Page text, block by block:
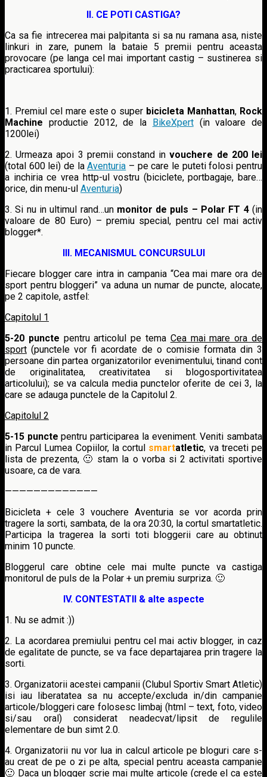
II. CE POTI CASTIGA?
Ca sa fie intrecerea mai palpitanta si sa nu ramana asa, niste
linkuri in zare, punem la bataie 5 premii pentru aceasta
provocare (pe langa cel mai important castig – sustinerea si
practicarea sportului):
1. Premiul cel mare este o super bicicleta Manhattan, Rock
Machine productie 2012, de la BikeXpert(in valoare de
1200lei)
2. Urmeaza apoi 3 premii constand invouchere de 200 lei
(total 600 lei) de laAventuria – pe care le puteti folosi pentru
a inchiria ce vrea http-ul vostru (biciclete, portbagaje, bare…
orice, din menu-ul Aventuria)
3. Si nu in ultimul rand…un monitor de puls – Polar FT 4(in
valoare de 80 Euro) – premiu special, pentru cel mai activ
blogger*.
III. MECANISMUL CONCURSULUI
Fiecare blogger care intra in campania “Cea mai mare ora de
sport pentru bloggeri” va aduna un numar de puncte, alocate,
pe 2 capitole, astfel:
Capitolul 1
5-20 puncte pentru articolul pe tema Cea mai mare ora de
sport (punctele vor fi acordate de o comisie formata din 3
persoane din partea organizatorilor evenimentului, tinand cont
de originalitatea, creativitatea si blogosportivitatea
articolului); se va calcula media punctelor oferite de cei 3, la
care se adauga punctele de la Capitolul 2.
Capitolul 2
5-15 puncte pentru participarea la eveniment. Veniti sambata
in Parcul Lumea Copiilor, la cortul smartatletic, va treceti pe
lista de prezenta, 🙂 stam la o vorba si 2 activitati sportive
usoare, ca de vara.
—————————————
Bicicleta + cele 3 vouchere Aventuria se vor acorda prin
tragere la sorti, sambata, de la ora 20:30, la cortul smartatletic.
Participa la tragerea la sorti toti bloggerii care au obtinut
minim 10 puncte.
Bloggerul care obtine cele mai multe puncte va castiga
monitorul de puls de la Polar + un premiu surpriza. 🙂
IV. CONTESTATII & alte aspecte
1. Nu se admit :))
2. La acordarea premiului pentru cel mai activ blogger, in caz
de egalitate de puncte, se va face departajarea prin tragere la
sorti.
3. Organizatorii acestei campanii (Clubul Sportiv Smart Atletic)
isi iau liberatatea sa nu accepte/excluda in/din campanie
articole/bloggeri care folosesc limbaj (html – text, foto, video
si/sau oral) considerat neadecvat/lipsit de regulile
elementare de bun simt 2.0.
4. Organizatorii nu vor lua in calcul articole pe bloguri care s-
au creat de pe o zi pe alta, special pentru aceasta campanie
🙂 Daca un blogger scrie mai multe articole (crede el ca este